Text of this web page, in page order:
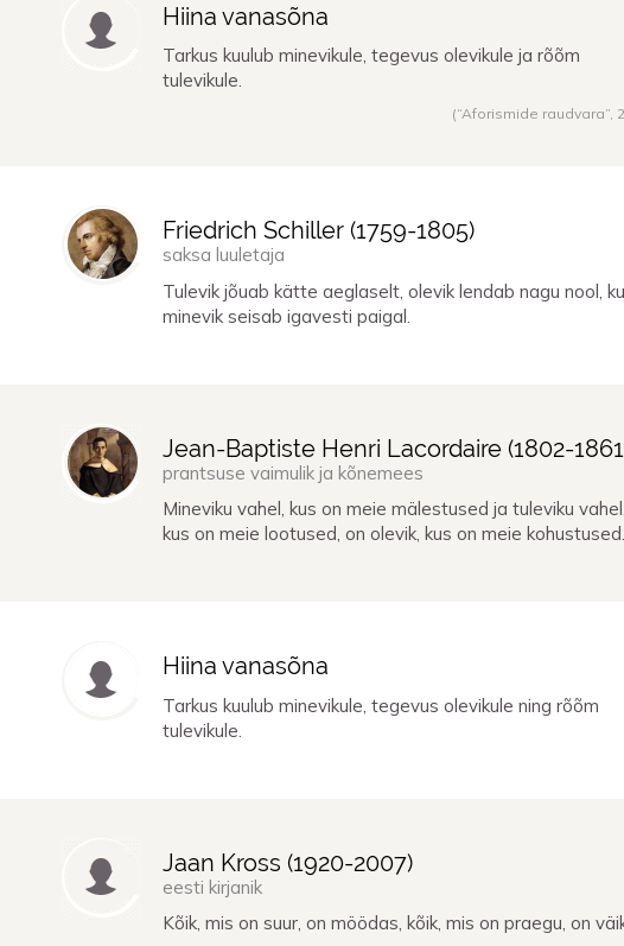
Hiina vanasõna
Tarkus kuulub minevikule, tegevus olevikule ja rõõm
tulevikule.
(“Aforismide raudvara”,
Friedrich Schiller (1759-1805)
saksa luuletaja
Tulevik jõuab kätte aeglaselt, olevik lendab nagu nool,
minevik seisab igavesti paigal.
Jean-Baptiste Henri Lacordaire (1802-1861
prantsuse vaimulik ja kõnemees
Mineviku vahel, kus on meie mälestused ja tuleviku vahel,
kus on meie lootused, on olevik, kus on meie kohustused.
Hiina vanasõna
Tarkus kuulub minevikule, tegevus olevikule ning rõõm
tulevikule.
Jaan Kross (1920-2007)
eesti kirjanik
Kõik, mis on suur, on möödas, kõik, mis on praegu, on